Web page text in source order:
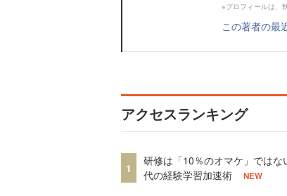
※プロフィールは、
この著者の最
アクセスランキング
1
研修は「10％のオマケ」では
代の経験学習加速術
NEW